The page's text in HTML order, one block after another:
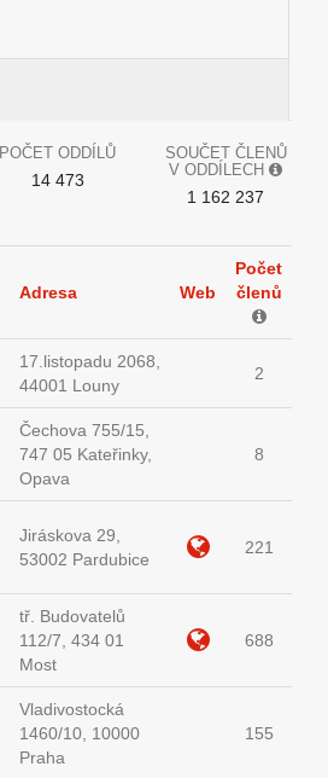
POČET ODDÍLŮ
14 473
SOUČET ČLENŮ
V ODDÍLECH
1 162 237
Adresa Web
Počet
členů
17.listopadu 2068,
44001 Louny
2
Čechova 755/15,
747 05 Kateřinky,
Opava
8
Jiráskova 29,
53002 Pardubice
221
tř. Budovatelů
112/7, 434 01
Most
688
Vladivostocká
1460/10, 10000
Praha
155